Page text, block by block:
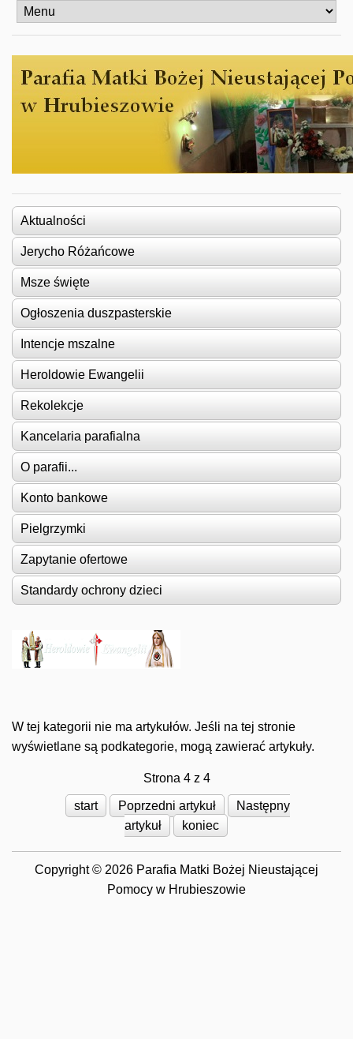
Aktualności
Jerycho Różańcowe
Msze święte
Ogłoszenia duszpasterskie
Intencje mszalne
Heroldowie Ewangelii
Rekolekcje
Kancelaria parafialna
O parafii...
Konto bankowe
Pielgrzymki
Zapytanie ofertowe
Standardy ochrony dzieci
W tej kategorii nie ma artykułów. Jeśli na tej stronie
wyświetlane są podkategorie, mogą zawierać artykuły.
Strona 4 z 4
start Poprzedni artykuł
Następny
artykuł
koniec
Copyright © 2026 Parafia Matki Bożej Nieustającej
Pomocy w Hrubieszowie